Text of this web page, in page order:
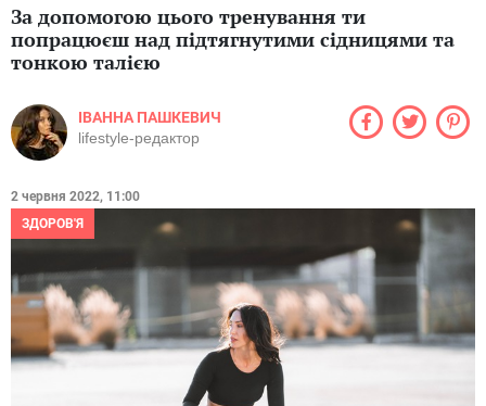
За допомогою цього тренування ти
попрацюєш над підтягнутими сідницями та
тонкою талією
ІВАННА ПАШКЕВИЧ
lifestyle-редактор
2 червня 2022, 11:00
ЗДОРОВ'Я